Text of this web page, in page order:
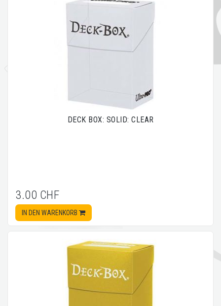
DECK BOX: SOLID: CLEAR
3.00 CHF
IN DEN WARENKORB